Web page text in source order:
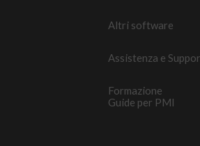
Altri software
Assistenza e
Formazione
Guide per PMI